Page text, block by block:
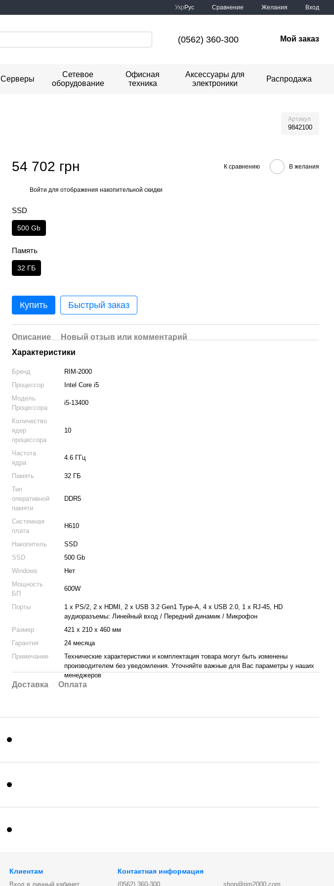
Укр Рус Сравнение Желания Вход
(0562) 360-300 Мой заказ
Серверы
Сетевое
оборудование
Офисная
техника
Аксессуары для
электроники
Распродажа
Артикул
9842100
54 702 грн К сравнению В желания
Войти для отображения накопительной скидки
SSD
500 Gb
Память
32 ГБ
Купить Быстрый заказ
Описание
Новый отзыв или комментарий
Характеристики
Бренд
RIM-2000
Процессор
Intel Core i5
Модель
Процессора
i5-13400
Количество
ядер
процессора
10
Частота
ядра
4.6 ГГц
Память
32 ГБ
Тип
оперативной
памяти
DDR5
Системная
плата
H610
Накопитель
SSD
SSD
500 Gb
Windows
Нет
Мощность
БП
600W
Порты
1 x PS/2, 2 x HDMI, 2 x USB 3.2 Gen1 Type-A, 4 x USB 2.0, 1 x RJ-45, HD
аудиоразъемы: Линейный вход / Передний динамик / Микрофон
Размер
421 x 210 x 460 мм
Гарантия
24 месяца
Примечание
Технические характеристики и комплектация товара могут быть изменены
производителем без уведомления. Уточняйте важные для Вас параметры у наших
менеджеров
Доставка Оплата
Клиентам
Вход в личный кабинет
Контактная информация
(0562) 360-300 shop@rim2000.com